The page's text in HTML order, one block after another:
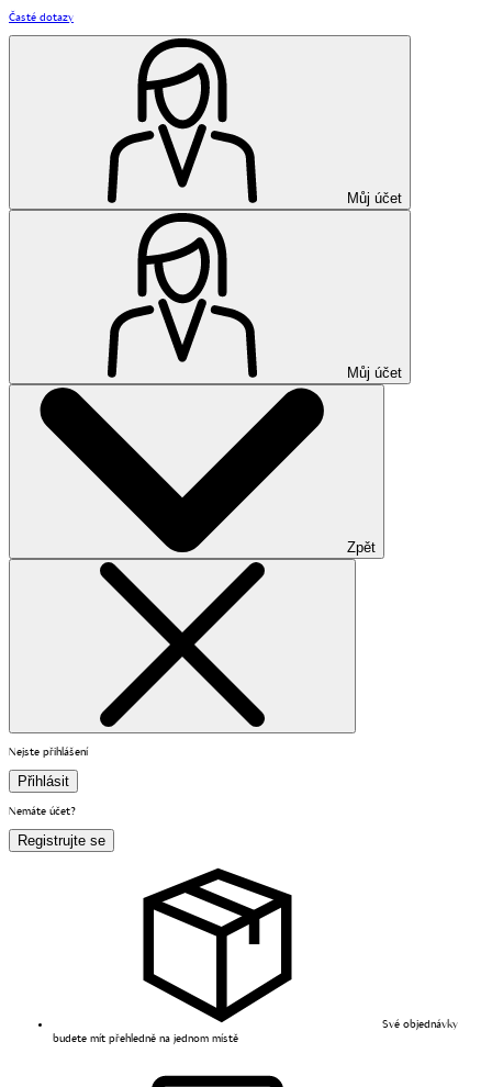
Časté dotazy
Můj účet
Můj účet
Zpět
Nejste přihlášení
Přihlásit
Nemáte účet?
Registrujte se
Své objednávky
budete mít přehledně na jednom místě